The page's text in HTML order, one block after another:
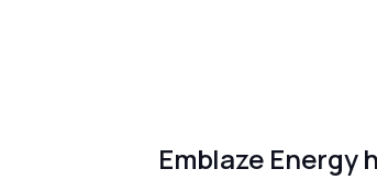
Emblaze Energy